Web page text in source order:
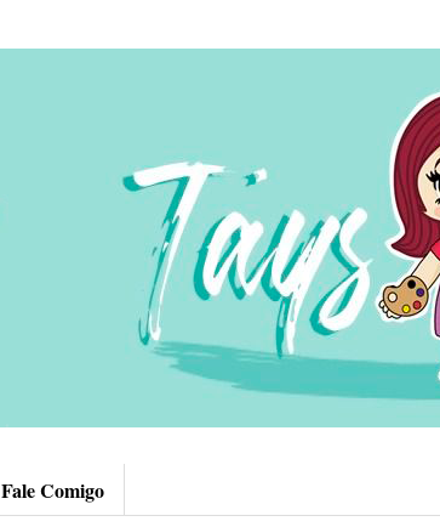
Fale Comigo